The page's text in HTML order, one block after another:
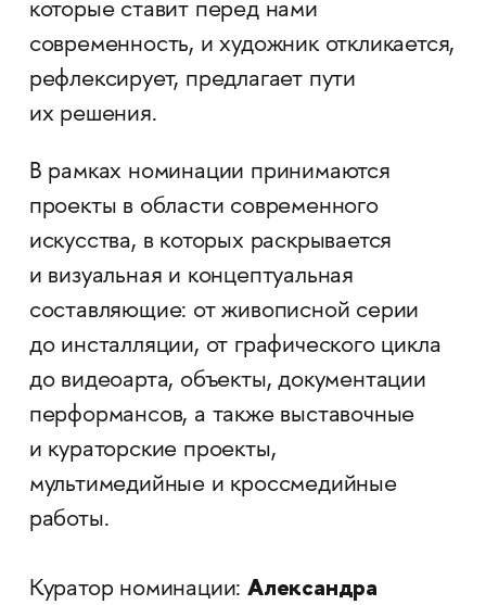
которые ставит перед нами
современность, и художник откликается,
рефлексирует, предлагает пути
их решения.
В рамках номинации принимаются
проекты в области современного
искусства, в которых раскрывается
и визуальная и концептуальная
составляющие: от живописной серии
до инсталляции, от графического цикла
до видеоарта, объекты, документации
перформансов, а также выставочные
и кураторские проекты,
мультимедийные и кроссмедийные
работы.
Куратор номинации:Александра